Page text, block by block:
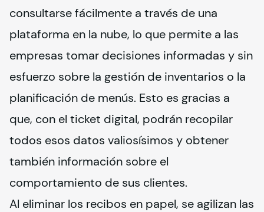
consultarse fácilmente a través de una
plataforma en la nube, lo que permite a las
empresas tomar decisiones informadas y sin
esfuerzo sobre la gestión de inventarios o la
planificación de menús. Esto es gracias a
que, con el ticket digital, podrán recopilar
todos esos datos valiosísimos y obtener
también información sobre el
comportamiento de sus clientes.
Al eliminar los recibos en papel, se agilizan las